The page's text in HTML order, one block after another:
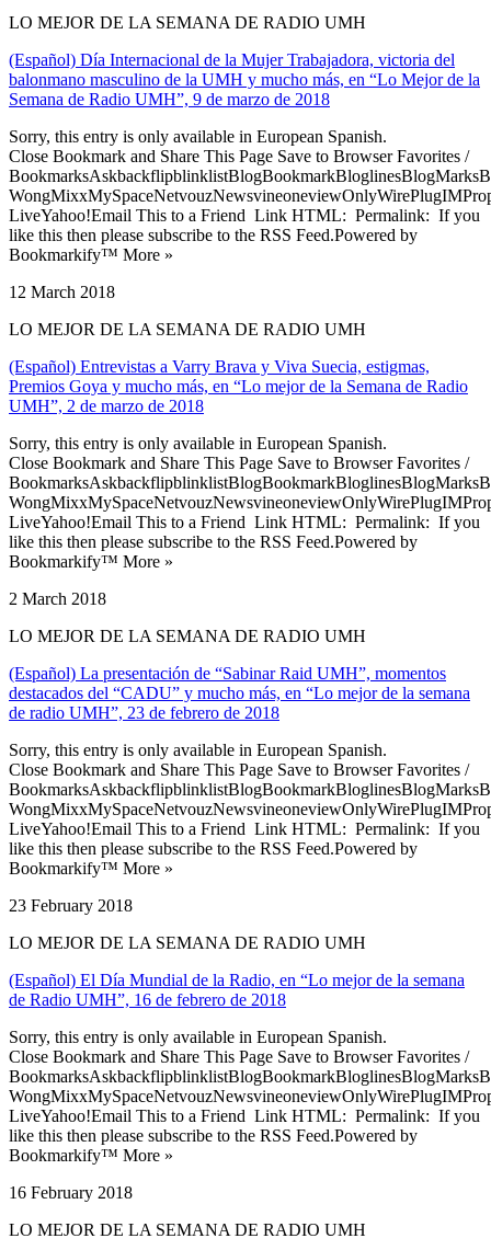
LO MEJOR DE LA SEMANA DE RADIO UMH
(Español) Día Internacional de la Mujer Trabajadora, victoria del
balonmano masculino de la UMH y mucho más, en “Lo Mejor de la
Semana de Radio UMH”, 9 de marzo de 2018
Sorry, this entry is only available in European Spanish.
Close Bookmark and Share This Page Save to Browser Favorites /
LiveYahoo!Email This to a Friend Link HTML: Permalink: If you
like this then please subscribe to the RSS Feed.Powered by
Bookmarkify™ More »
12 March 2018
LO MEJOR DE LA SEMANA DE RADIO UMH
(Español) Entrevistas a Varry Brava y Viva Suecia, estigmas,
Premios Goya y mucho más, en “Lo mejor de la Semana de Radio
UMH”, 2 de marzo de 2018
Sorry, this entry is only available in European Spanish.
Close Bookmark and Share This Page Save to Browser Favorites /
LiveYahoo!Email This to a Friend Link HTML: Permalink: If you
like this then please subscribe to the RSS Feed.Powered by
Bookmarkify™ More »
2 March 2018
LO MEJOR DE LA SEMANA DE RADIO UMH
(Español) La presentación de “Sabinar Raid UMH”, momentos
destacados del “CADU” y mucho más, en “Lo mejor de la semana
de radio UMH”, 23 de febrero de 2018
Sorry, this entry is only available in European Spanish.
Close Bookmark and Share This Page Save to Browser Favorites /
LiveYahoo!Email This to a Friend Link HTML: Permalink: If you
like this then please subscribe to the RSS Feed.Powered by
Bookmarkify™ More »
23 February 2018
LO MEJOR DE LA SEMANA DE RADIO UMH
(Español) El Día Mundial de la Radio, en “Lo mejor de la semana
de Radio UMH”, 16 de febrero de 2018
Sorry, this entry is only available in European Spanish.
Close Bookmark and Share This Page Save to Browser Favorites /
LiveYahoo!Email This to a Friend Link HTML: Permalink: If you
like this then please subscribe to the RSS Feed.Powered by
Bookmarkify™ More »
16 February 2018
LO MEJOR DE LA SEMANA DE RADIO UMH